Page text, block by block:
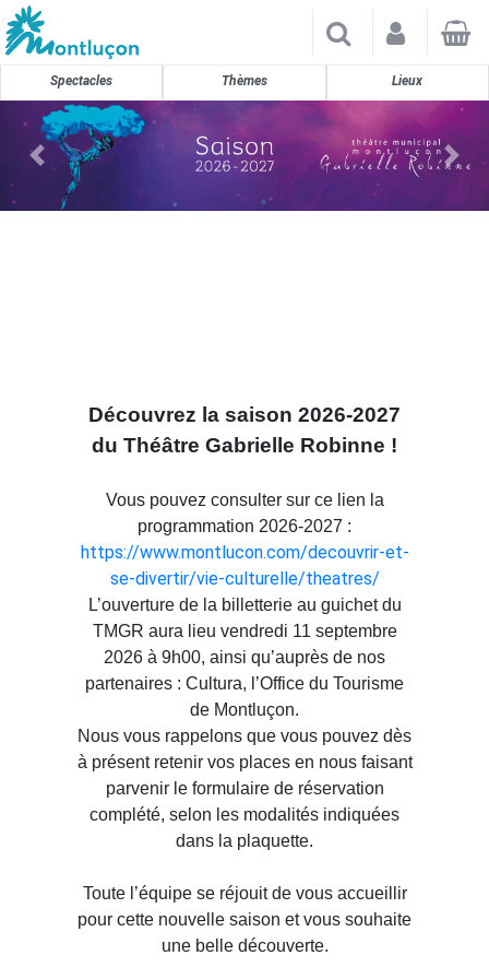
×
Spectacles Thèmes Lieux
Découvrez la saison 2026-2027
du Théâtre Gabrielle Robinne !
Vous pouvez consulter sur ce lien la
programmation 2026-2027 :
https://www.montlucon.com/decouvrir-et-
se-divertir/vie-culturelle/theatres/
L’ouverture de la billetterie au guichet du
TMGR aura lieu vendredi 11 septembre
2026 à 9h00, ainsi qu’auprès de nos
partenaires : Cultura, l’Office du Tourisme
de Montluçon.
Nous vous rappelons que vous pouvez dès
à présent retenir vos places en nous faisant
parvenir le formulaire de réservation
complété, selon les modalités indiquées
dans la plaquette.
Toute l’équipe se réjouit de vous accueillir
pour cette nouvelle saison et vous souhaite
une belle découverte.